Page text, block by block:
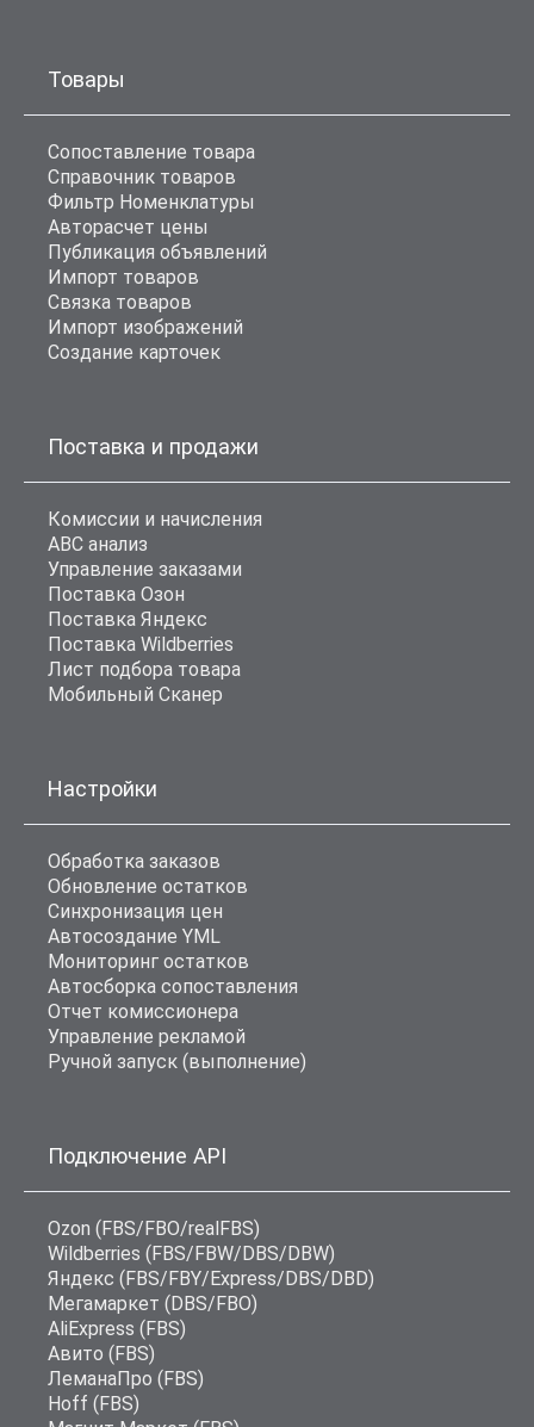
Товары
Сопоставление товара
Справочник товаров
Фильтр Номенклатуры
Авторасчет цены
Публикация объявлений
Импорт товаров
Связка товаров
Импорт изображений
Создание карточек
Поставка и продажи
Комиссии и начисления
ABC анализ
Управление заказами
Поставка Озон
Поставка Яндекс
Поставка Wildberries
Лист подбора товара
Мобильный Сканер
Настройки
Обработка заказов
Обновление остатков
Синхронизация цен
Автосоздание YML
Мониторинг остатков
Автосборка сопоставления
Отчет комиссионера
Управление рекламой
Ручной запуск (выполнение)
Подключение API
Ozon (FBS/FBO/realFBS)
Wildberries (FBS/FBW/DBS/DBW)
Яндекс (FBS/FBY/Express/DBS/DBD)
Мегамаркет (DBS/FBO)
AliExpress (FBS)
Авито (FBS)
ЛеманаПро (FBS)
Hoff (FBS)